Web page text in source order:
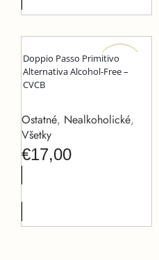
OCENENIE
Doppio Passo Primitivo
Alternativa Alcohol-Free –
CVCB
Ostatné, Nealkoholické,
Všetky
€17,00